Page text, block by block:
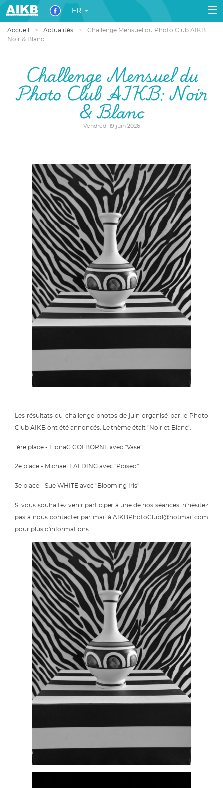
FR
Accueil Actualités
Challenge Mensuel du Photo Club AIKB:
Noir & Blanc
Challenge Mensuel du
Photo Club AIKB: Noir
& Blanc
Vendredi 19 juin 2026
Les résultats du challenge photos de juin organisé par le Photo
Club AIKB ont été annoncés. Le thème était "Noir et Blanc".
1ère place - FionaC COLBORNE avec "Vase"
2e place - Michael FALDING avec "Poised"
3e place - Sue WHITE avec "Blooming Iris"
Si vous souhaitez venir participer à une de nos séances, n'hésitez
pas à nous contacter par mail à AIKBPhotoClub1@hotmail.com
pour plus d'informations.